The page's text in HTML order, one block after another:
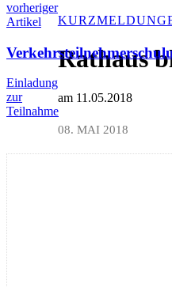
vorheriger
Artikel
Einladung
zur
Teilnahme
Rathaus
am 11.05.2018
08. MAI 2018